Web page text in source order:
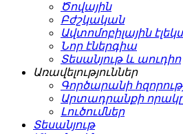
Ծովային
Բժշկական
Ավտոմոբիլային
Նոր էներգիա
Տեսանյութ և աուդիո
Առավելություններ
Գործարանի
Արտադրանքի
Լուծումներ
Տեսանյութ